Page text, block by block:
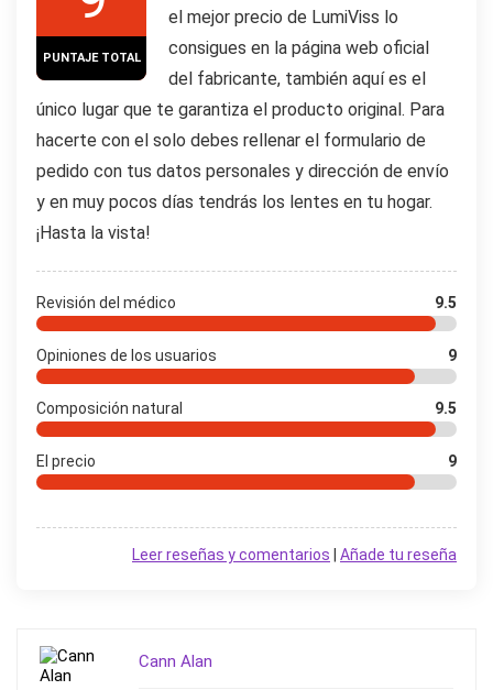
PUNTAJE TOTAL
el mejor precio de LumiViss lo
consigues en la página web oficial
del fabricante, también aquí es el
único lugar que te garantiza el producto original. Para
hacerte con el solo debes rellenar el formulario de
pedido con tus datos personales y dirección de envío
y en muy pocos días tendrás los lentes en tu hogar.
¡Hasta la vista!
Revisión del médico 9.5
Opiniones de los usuarios 9
Composición natural 9.5
El precio 9
Añade tu reseña
Leer reseñas y comentarios
Cann Alan